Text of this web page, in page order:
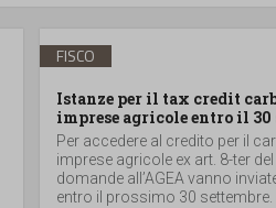
FISCO
Istanze per il tax credit
imprese agricole entro il 30
Per accedere al credito per il
imprese agricole ex art. 8-ter
domande all’AGEA vanno
entro il prossimo 30 settembre.